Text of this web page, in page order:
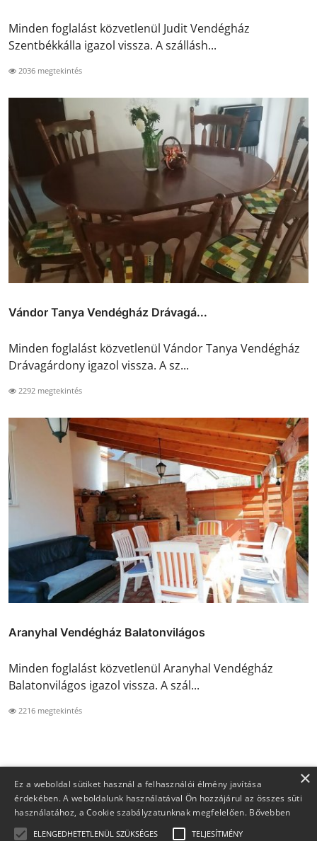
Minden foglalást közvetlenül Judit Vendégház
Szentbékkálla igazol vissza. A szállásh...
2036 megtekintés
Vándor Tanya Vendégház Drávagá...
Minden foglalást közvetlenül Vándor Tanya Vendégház
Drávagárdony igazol vissza. A sz...
2292 megtekintés
Aranyhal Vendégház Balatonvilágos
Minden foglalást közvetlenül Aranyhal Vendégház
Balatonvilágos igazol vissza. A szál...
2216 megtekintés
×
Ez a weboldal sütiket használ a felhasználói élmény javítása
érdekében. A weboldalunk használatával Ön hozzájárul az összes süti
használatához, a Cookie szabályzatunknak megfelelően. Bővebben
ELENGEDHETETLENÜL SZÜKSÉGES TELJESÍTMÉNY